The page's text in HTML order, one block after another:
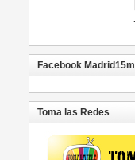
Facebook Madrid15m
Toma las Redes